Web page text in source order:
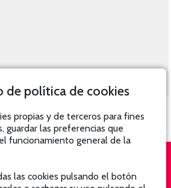
de política de cookies
propias y de terceros para fines
guardar las preferencias que
funcionamiento general de la
las cookies pulsando el botón